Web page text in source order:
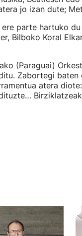
jo izan dute;
parte hartuko
Bilboko Koral
(Paraguai)
Zabortegi
atera